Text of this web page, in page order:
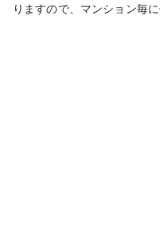
りますので、マンション毎